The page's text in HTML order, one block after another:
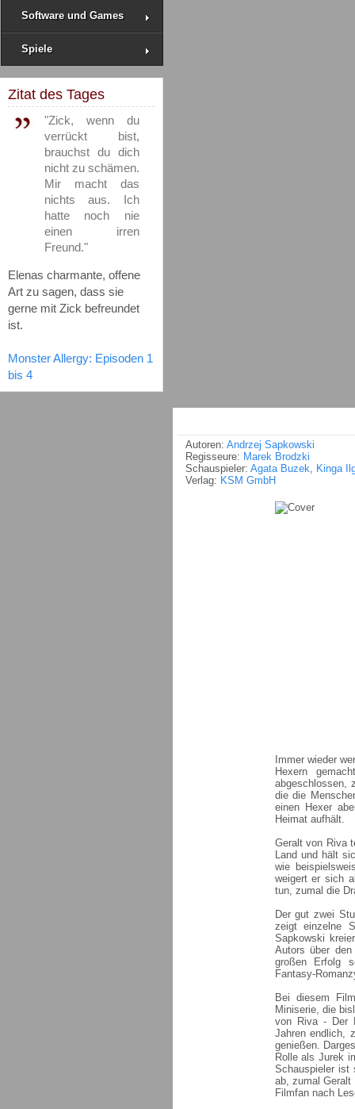
Software und Games
Spiele
Zitat des Tages
"Zick, wenn du
verrückt bist,
brauchst du dich
nicht zu schämen.
Mir macht das
nichts aus. Ich
hatte noch nie
einen irren
Freund."
Elenas charmante, offene
Art zu sagen, dass sie
gerne mit Zick befreundet
ist.
Monster Allergy: Episoden 1
bis 4
Autoren: Andrzej Sapkowski
Regisseure: Marek Brodzki
Schauspieler: Agata Buzek, Kinga
Verlag: KSM GmbH
Immer wieder
Hexern
abgeschlossen,
die die
einen Hexer
Heimat aufhält.
Geralt von Riva
Land und hält
wie
weigert er sich
tun, zumal die
Der gut zwei
zeigt einzelne
Sapkowski
Autors über
großen Erfolg
Fantasy-
Bei diesem
Miniserie, die
von Riva - Der
Jahren endlich,
genießen.
Rolle als Jurek
Schauspieler ist
ab, zumal
Filmfan nach